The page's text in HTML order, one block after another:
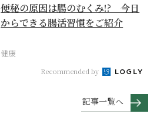
便秘の原因は腸のむくみ!? 今日
からできる腸活習慣をご紹介
健康
Recommended by
記事一覧へ